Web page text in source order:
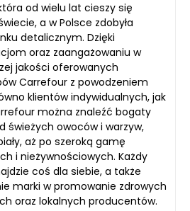
od wielu lat cieszy się
a w Polsce zdobyła
detalicznym. Dzięki
oraz zaangażowaniu w
jakości oferowanych
Carrefour z powodzeniem
klientów indywidualnych, jak
można znaleźć bogaty
świeżych owoców i warzyw,
aż po szeroką gamę
i nieżywnościowych. Każdy
coś dla siebie, a także
marki w promowanie zdrowych
oraz lokalnych producentów.